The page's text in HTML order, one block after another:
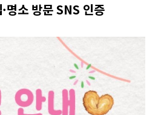
소 방문 SNS 인증